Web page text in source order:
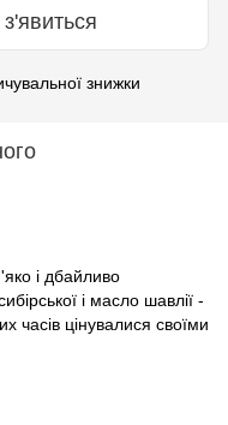
знижки
і дбайливо
і масло шавлії -
часів цінувалися своїми